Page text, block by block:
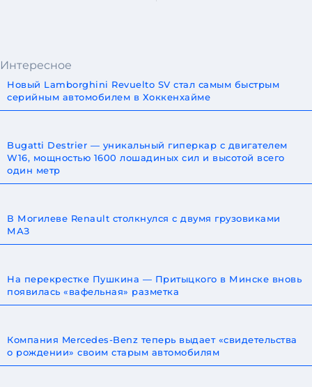
Интересное
Новый Lamborghini Revuelto SV стал самым быстрым
серийным автомобилем в Хоккенхайме
Bugatti Destrier — уникальный гиперкар с двигателем
W16, мощностью 1600 лошадиных сил и высотой всего
один метр
В Могилеве Renault столкнулся с двумя грузовиками
МАЗ
На перекрестке Пушкина — Притыцкого в Минске вновь
появилась «вафельная» разметка
Компания Mercedes-Benz теперь выдает «свидетельства
о рождении» своим старым автомобилям